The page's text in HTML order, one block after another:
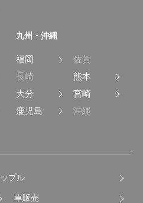
九州・沖縄
福岡
佐賀
長崎
熊本
大分
宮崎
鹿児島
沖縄
プル
車販売